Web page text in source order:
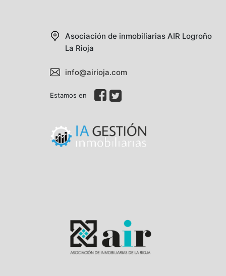
Asociación de inmobiliarias AIR Logroño
La Rioja
info@airioja.com
Estamos en